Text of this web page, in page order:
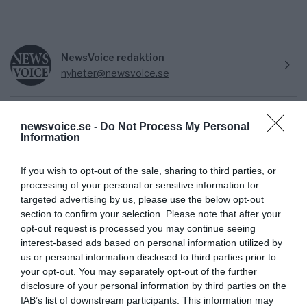
newsvoice.se - Do Not Process My Personal
Information
If you wish to opt-out of the sale, sharing to third parties, or
processing of your personal or sensitive information for
targeted advertising by us, please use the below opt-out
section to confirm your selection. Please note that after your
opt-out request is processed you may continue seeing
interest-based ads based on personal information utilized by
us or personal information disclosed to third parties prior to
your opt-out. You may separately opt-out of the further
disclosure of your personal information by third parties on the
IAB’s list of downstream participants. This information may
NewsVoice redaktion
nyheter@newsvoice.se
Ämnen: årets förvillare peter wolodarski